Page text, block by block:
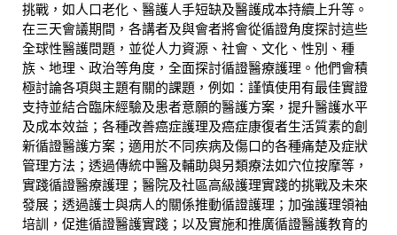
挑戰，如人口老化、醫護人手短缺及醫護成本持續上升等。
在三天會議期間，各講者及與會者將會從循證角度探討這些
全球性醫護問題，並從人力資源、社會、文化、性別、種
族、地理、政治等角度，全面探討循證醫療護理。他們會積
極討論各項與主題有關的課題，例如：謹慎使用有最佳實證
支持並結合臨床經驗及患者意願的醫護方案，提升醫護水平
及成本效益；各種改善癌症護理及癌症康復者生活質素的創
新循證醫護方案；適用於不同疾病及傷口的各種痛楚及症狀
管理方法；透過傳統中醫及輔助與另類療法如穴位按摩等，
實踐循證醫療護理；醫院及社區高級護理實踐的挑戰及未來
發展；透過護士與病人的關係推動循證護理；加強護理領袖
培訓，促進循證醫護實踐；以及實施和推廣循證醫護教育的